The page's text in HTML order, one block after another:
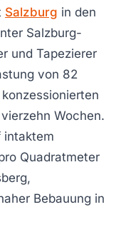
Salzburg in den
Salzburg-
und Tapezierer
von 82
Wochen.
intaktem
Quadratmeter
Bebauung in